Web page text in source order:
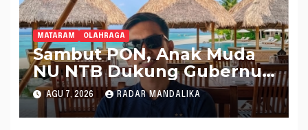
MATARAM OLAHRAGA
Sambut PON, Anak Muda
NU NTB Dukung Gubernur
Pimpin KONI NTB
AGU 7, 2026 RADAR MANDALIKA